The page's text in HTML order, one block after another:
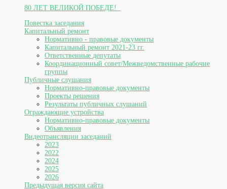
80 ЛЕТ ВЕЛИКОЙ ПОБЕДЕ!
Повестка заседания
Капитальный ремонт
Нормативно - правовые документы
Капитальный ремонт 2021-23 гг.
Ответственные депутаты
Координационный совет/Межведомственные рабочие
группы
Публичные слушания
Нормативно-правовые документы
Проекты решения
Результаты публичных слушаний
Ограждающие устройства
Нормативно-правовые документы
Объявления
Видеотрансляции заседаний
2023
2022
2024
2025
2026
Предыдущая версия сайта